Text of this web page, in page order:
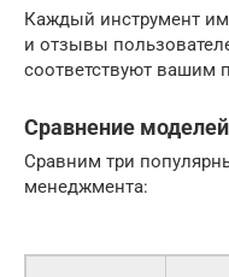
Каждый инструмент
и отзывы
соответствуют вашим
Сравнение моделей
Сравним три
менеджмента: